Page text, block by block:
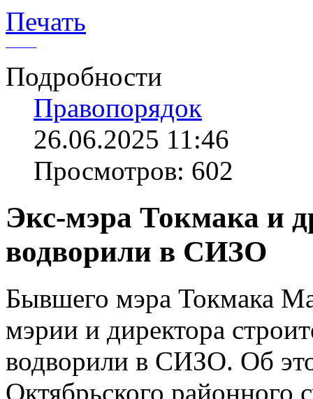
Печать
Подробности
Правопорядок
26.06.2025 11:46
Просмотров: 602
Экс-мэра Токмака и
водворили в СИЗО
Бывшего мэра Токмака
мэрии и директора
водворили в СИЗО. Об
Октябрьского районного